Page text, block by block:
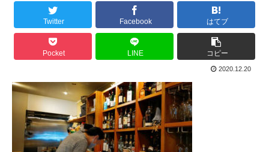
Twitter Facebook はてブ
Pocket LINE コピー
2020.12.20